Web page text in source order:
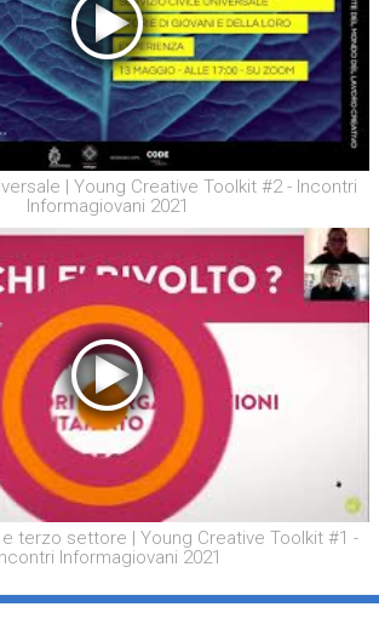
| Young Creative Toolkit #2 - Incontri
Informagiovani 2021
terzo settore | Young Creative Toolkit #1 -
Informagiovani 2021